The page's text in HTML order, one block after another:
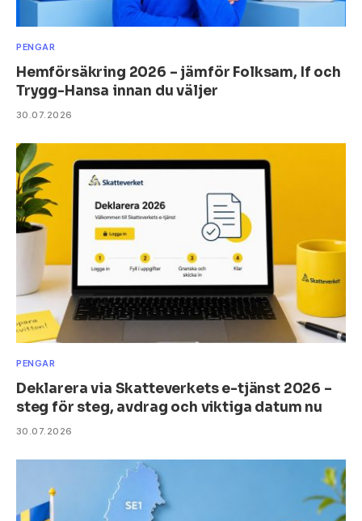
PENGAR
Hemförsäkring 2026 – jämför Folksam, If och
Trygg-Hansa innan du väljer
30.07.2026
PENGAR
Deklarera via Skatteverkets e-tjänst 2026 –
steg för steg, avdrag och viktiga datum nu
30.07.2026